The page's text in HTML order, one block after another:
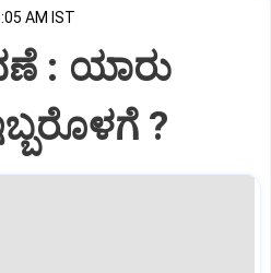
AM IST
: ಯಾರು
?